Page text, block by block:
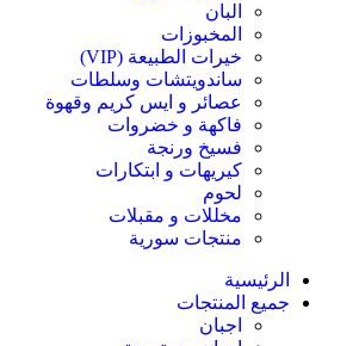
البان
المخبوزات
خيرات الطبيعة (VIP)
ساندويتشات وسلطات
عصائر و ايس كريم وقهوة
فاكهة و خضروات
فسيخ ورنجة
كيريهات و ابتكارات
لحوم
مخللات و مقبلات
منتجات سورية
الرئيسية
جميع المنتجات
اجبان